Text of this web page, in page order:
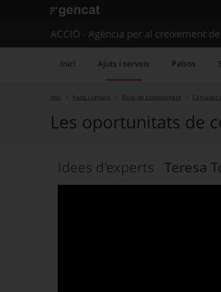
. Obre en una nova finestra.
Serveis d'internacionalització
ACCIÓ - Agència per al creixement
Inici Ajuts i serveis Països
Inici Ajuts i serveis Banc de coneixement Cercador
Les oportunitats de
Idees d'experts Teresa